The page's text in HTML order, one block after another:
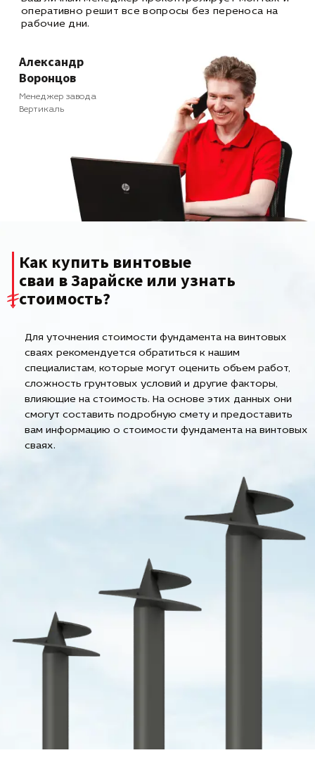
оперативнорешит все вопросы без переноса на
рабочие дни.
Александр
Воронцов
Менеджер завода
Вертикаль
Как купить винтовые
сваи в Зарайске или узнать
стоимость?
Для уточнения стоимости фундамента на винтовых
сваях рекомендуется обратиться к нашим
специалистам, которые могут оценить объем работ,
сложность грунтовых условий и другие факторы,
влияющие на стоимость. На основе этих данных они
смогут составить подробную смету и предоставить
вам информацию о стоимости фундамента на винтовых
сваях.